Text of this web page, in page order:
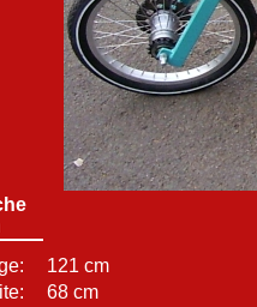
121 cm
68 cm